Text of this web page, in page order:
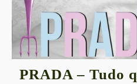
PRADA – Tudo